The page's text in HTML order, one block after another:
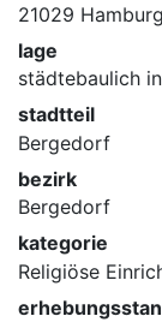
21029 Hamburg
lage
städtebaulich
stadtteil
Bergedorf
bezirk
Bergedorf
kategorie
Religiöse